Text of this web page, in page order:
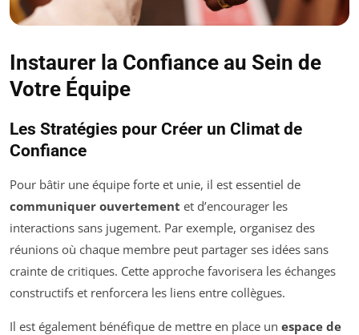
Instaurer la Confiance au Sein de
Votre Équipe
Les Stratégies pour Créer un Climat de
Confiance
Pour bâtir une équipe forte et unie, il est essentiel de
communiquer ouvertement et d’encourager les
interactions sans jugement. Par exemple, organisez des
réunions où chaque membre peut partager ses idées sans
crainte de critiques. Cette approche favorisera les échanges
constructifs et renforcera les liens entre collègues.
Il est également bénéfique de mettre en place un espace de